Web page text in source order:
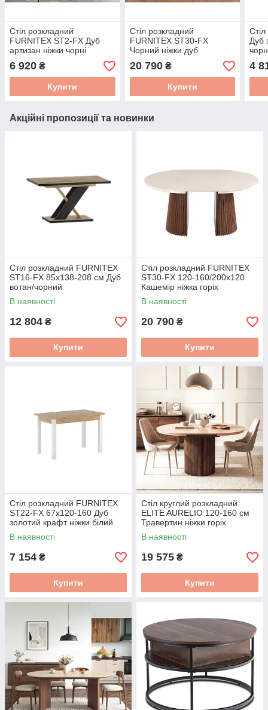
Стіл розкладний
FURNITEX ST2-FX Дуб
артизан ніжки чорні
6 920 ₴
Купити
Стіл розкладний
FURNITEX ST30-FX
Чорний ніжки дуб
20 790₴
Купити
Дуб
4
Акційні пропозиції та новинки
Стіл розкладний FURNITEX
ST16-FX 85x138-208 см Дуб
вотан/чорний
В наявності
12 804 ₴
Купити
Стіл розкладний FURNITEX
ST30-FX 120-160/200x120
Кашемір ніжка горіх
В наявності
20 790 ₴
Купити
Стіл розкладний FURNITEX
ST22-FX 67x120-160 Дуб
золотий крафт ніжки білий
В наявності
7 154 ₴
Купити
Стіл круглий розкладний
ELITE AURELIO 120-160 см
Травертин ніжки горіх
ME.AURELIO/TRAW/O/S
В наявності
19 575 ₴
Купити